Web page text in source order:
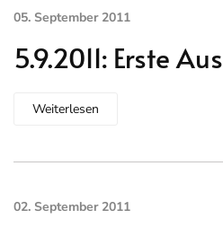
05. September 2011
5.9.2011: Erste
Weiterlesen
02. September 2011